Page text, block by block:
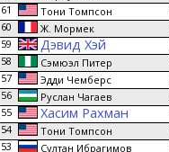
61
Тони Томпсон
60
Ж. Мормек
59
Дэвид Хэй
58
Сэмюэл Питер
57
Эдди Чемберс
56
Руслан Чагаев
55
Хасим Рахман
54
Тони Томпсон
53
Султан Ибрагимов